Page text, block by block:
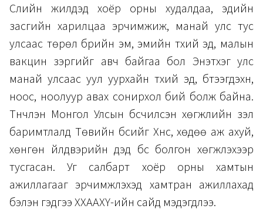
Сүүлийн жилүүдэд хоёр орны худалдаа, эдийн
засгийн харилцаа эрчимжиж, манай улс тус
улсаас төрөл бүрийн эм, эмийн түүхий эд, малын
вакцин зэргийг авч байгаа бол Энэтхэг улс
манай улсаас уул уурхайн түүхий эд, бүтээгдэхүүн,
ноос, ноолуур авах сонирхол бий болж байна.
Түүнчлэн Монгол Улсын бүсчилсэн хөгжлийн үзэл
баримтлалд Төвийн бүсийг Хүнс, хөдөө аж ахуй,
хөнгөн үйлдвэрийн дэд бүс болгон хөгжүүлэхээр
тусгасан. Уг салбарт хоёр орны хамтын
ажиллагааг эрчимжүүлэхэд хамтран ажиллахад
бэлэн гэдгээ ХХААХҮ-ийн сайд мэдэгдлээ.